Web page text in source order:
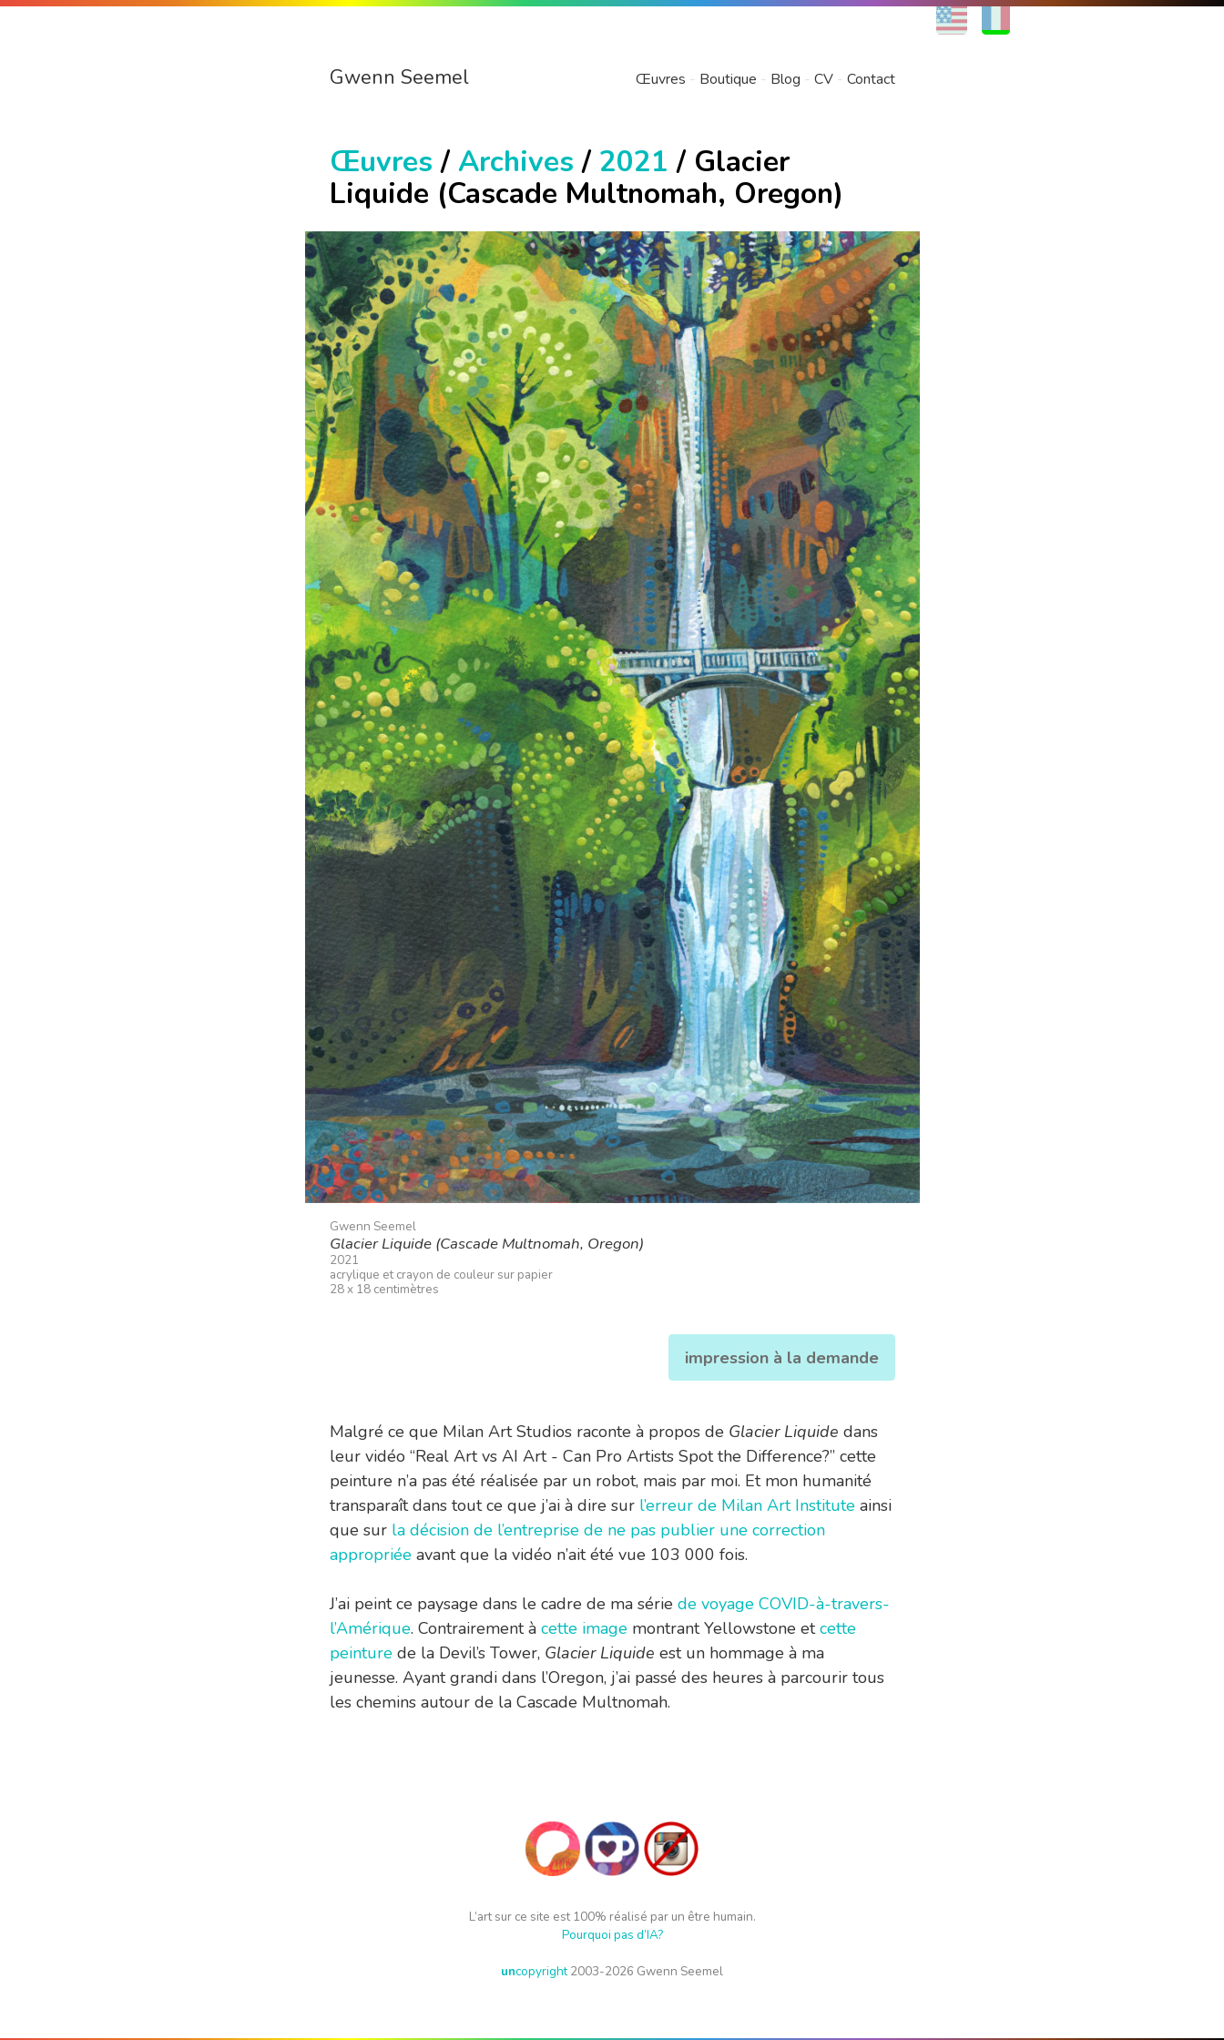
EN
Gwenn Seemel Œuvres Boutique Blog CV Contact
Œuvres /Archives / 2021 / Glacier
Liquide (Cascade Multnomah, Oregon)
Gwenn Seemel
Glacier Liquide (Cascade Multnomah, Oregon)
2021
acrylique et crayon de couleur sur papier
28 x 18 centimètres
impression à la demande
Malgré ce que Milan Art Studios raconte à propos de Glacier Liquide dans
leur vidéo “Real Art vs AI Art - Can Pro Artists Spot the Difference?” cette
peinture n’a pas été réalisée par un robot, mais par moi. Et mon humanité
transparaît dans tout ce que j’ai à dire sur l’erreur de Milan Art Instituteainsi
que sur la décision de l’entreprise de ne pas publier une correction
appropriéeavant que la vidéo n’ait été vue 103 000 fois.
J’ai peint ce paysage dans le cadre de ma série de voyage COVID-à-travers-
l’Amérique. Contrairement à cette image montrant Yellowstone etcette
peinture de la Devil’s Tower, Glacier Liquide est un hommage à ma
jeunesse. Ayant grandi dans l’Oregon, j’ai passé des heures à parcourir tous
les chemins autour de la Cascade Multnomah.
L’art sur ce site est 100% réalisé par un être humain.
Pourquoi pas d’IA?
uncopyright2003-2026 Gwenn Seemel